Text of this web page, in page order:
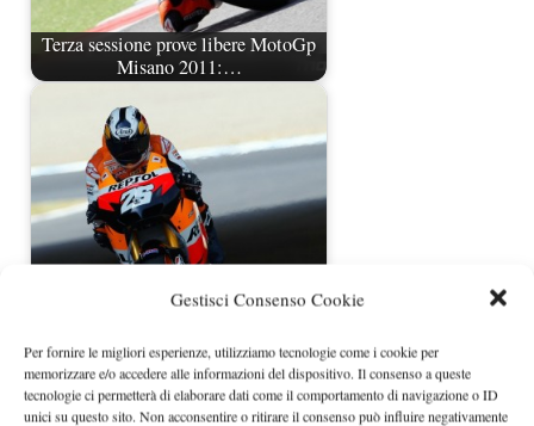
Gestisci Consenso Cookie
Per fornire le migliori esperienze, utilizziamo tecnologie come i cookie per
memorizzare e/o accedere alle informazioni del dispositivo. Il consenso a queste
tecnologie ci permetterà di elaborare dati come il comportamento di navigazione o ID
unici su questo sito. Non acconsentire o ritirare il consenso può influire negativamente
Terza sessione prove libere MotoGp
Misano 2011:…
Prove libere MotoGp Motegi 2011:
Pedrosa è il più…